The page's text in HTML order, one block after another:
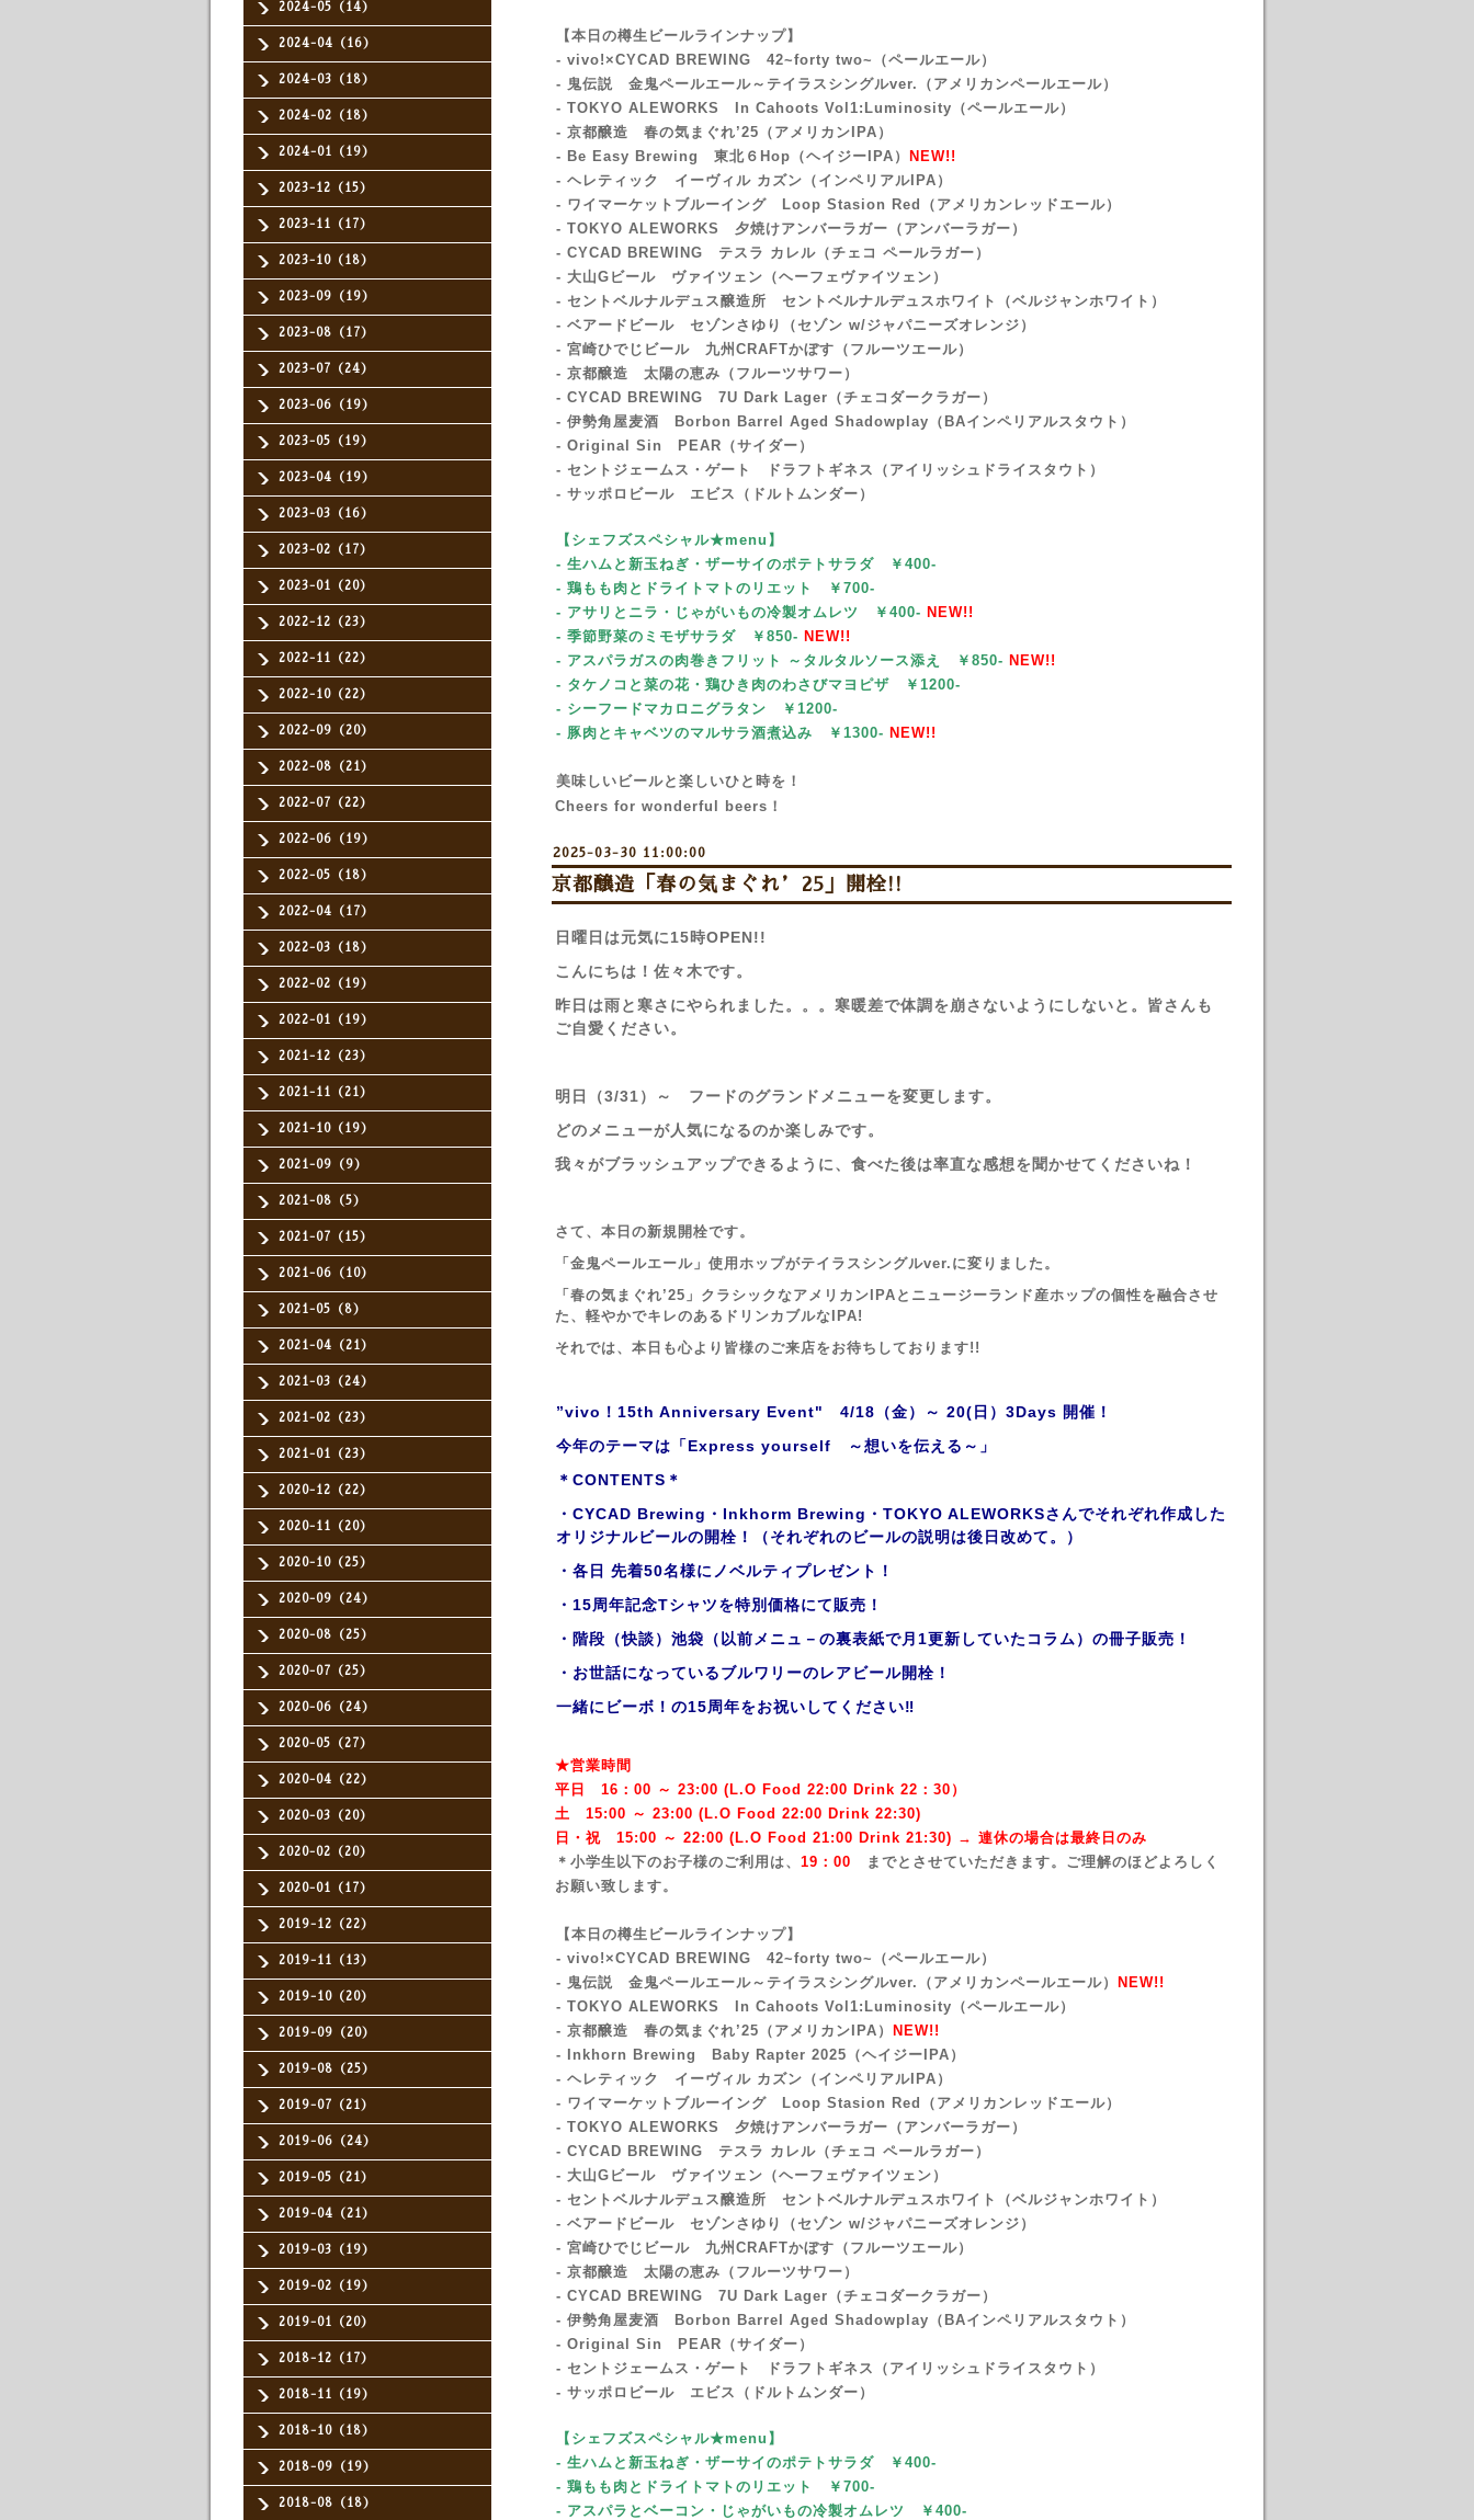
2024-05（14）
2024-04（16）
2024-03（18）
2024-02（18）
2024-01（19）
2023-12（15）
2023-11（17）
2023-10（18）
2023-09（19）
2023-08（17）
2023-07（24）
2023-06（19）
2023-05（19）
2023-04（19）
2023-03（16）
2023-02（17）
2023-01（20）
2022-12（23）
2022-11（22）
2022-10（22）
2022-09（20）
2022-08（21）
2022-07（22）
2022-06（19）
2022-05（18）
2022-04（17）
2022-03（18）
2022-02（19）
2022-01（19）
2021-12（23）
2021-11（21）
2021-10（19）
2021-09（9）
2021-08（5）
2021-07（15）
2021-06（10）
2021-05（8）
2021-04（21）
2021-03（24）
2021-02（23）
2021-01（23）
2020-12（22）
2020-11（20）
2020-10（25）
2020-09（24）
2020-08（25）
2020-07（25）
2020-06（24）
2020-05（27）
2020-04（22）
2020-03（20）
2020-02（20）
2020-01（17）
2019-12（22）
2019-11（13）
2019-10（20）
2019-09（20）
2019-08（25）
2019-07（21）
2019-06（24）
2019-05（21）
2019-04（21）
2019-03（19）
2019-02（19）
2019-01（20）
2018-12（17）
2018-11（19）
2018-10（18）
2018-09（19）
2018-08（18）
【本日の樽生ビールラインナップ】
- vivo!×CYCAD BREWING 42~forty two~
（ペールエール）
- 鬼伝説 金鬼ペールエール～テイラスシングルver.（アメリカンペールエール）
- TOKYO ALEWORKS In Cahoots Vol1:Luminosity（ペールエール）
- 京都醸造 春の気まぐれ’25（アメリカンIPA）
- Be Easy Brewing 東北６Hop （ヘイジーIPA）
NEW!!
- ヘレティック イーヴィル カズン（インペリアルIPA）
- ワイマーケットブルーイング Loop Stasion Red（アメリカンレッドエール）
- TOKYO ALEWORKS 夕焼けアンバーラガー（アンバーラガー）
- CYCAD BREWING テスラ カレル（チェコ ペールラガー ）
- 大山Gビール ヴァイツェン（ヘーフェヴァイツェン）
- セントベルナルデュス醸造所 セントベルナルデュスホワイト（ベルジャンホワイト）
- ベアードビール セゾンさゆり（セゾン w/ジャパニーズオレンジ）
- 宮崎ひでじビール 九州CRAFTかぼす（フルーツエール）
- 京都醸造 太陽の恵み（フルーツサワー）
- CYCAD BREWING 7U Dark Lager（チェコダークラガー）
- 伊勢角屋麦酒 Borbon Barrel Aged Shadowplay（BAインペリアルスタウト）
- Original Sin PEAR（サイダー）
- セントジェームス・ゲート ドラフトギネス（アイリッシュドライスタウト）
- サッポロビール エビス（ドルトムンダー）
【シェフズスペシャル★menu 】
- 生ハムと新玉ねぎ・ザーサイのポテトサラダ ￥400-
- 鶏もも肉とドライトマトのリエット
￥700-
- アサリとニラ・じゃがいもの冷製オムレツ ￥400- NEW!!
- 季節野菜のミモザサラダ ￥850- NEW!!
- アスパラガスの肉巻きフリット ～タルタルソース添え ￥850- NEW!!
- タケノコと菜の花・鶏ひき肉のわさびマヨピザ ￥1200-
- シーフードマカロニグラタン ￥1200-
- 豚肉とキャベツのマルサラ酒煮込み ￥1300- NEW!!
美味しいビールと楽しいひと時を！
Cheers for wonderful beers！
2025-03-30 11:00:00
京都醸造「春の気まぐれ’25」開栓!!
日曜日は元気に15時OPEN!!
こんにちは！佐々木です。
昨日は雨と寒さにやられました。。。寒暖差で体調を崩さないようにしないと。皆さんも
ご自愛ください。
明日（3/31）～ フードのグランドメニューを変更します。
どのメニューが人気になるのか楽しみです。
我々がブラッシュアップできるように、食べた後は率直な感想を聞かせてくださいね！
さて、本日の新規開栓です。
「金鬼ペールエール」使用ホップがテイラスシングルver.に変りました。
「春の気まぐれ’25」クラシックなアメリカンIPAとニュージーランド産ホップの個性を融合させ
た、軽やかでキレのあるドリンカブルなIPA!
それでは、本日も心より皆様のご来店をお待ちしております!!
”vivo！15th Anniversary Event" 4/18（金）～ 20(日）3Days 開催！
今年のテーマは「Express yourself ～想いを伝える～」
＊CONTENTS＊
・CYCAD Brewing・Inkhorm Brewing・TOKYO ALEWORKSさんでそれぞれ作成した
オリジナルビールの開栓！（それぞれのビールの説明は後日改めて。）
・各日 先着50名様にノベルティプレゼント！
・15周年記念Tシャツを特別価格にて販売！
・階段（快談）池袋（以前メニュ－の裏表紙で月1更新していたコラム）の冊子販売！
・お世話になっているブルワリーのレアビール開栓！
一緒にビーボ！の15周年をお祝いしてください‼
★営業時間
平日 16：00 ～ 23:00 (L.O Food 22:00 Drink 22：30）
土 15:00 ～ 23:00 ( L.O Food 22:00 Drink 22:30)
日・祝 15:00 ～ 22:00 ( L.O Food 21:00 Drink 21:30) → 連休の場合は最終日のみ
＊小学生以下のお子様のご利用は、 19：00
までとさせていただきます。ご理解のほどよろしく
お願い致します。
【本日の樽生ビールラインナップ】
- vivo!×CYCAD BREWING 42~forty two~
（ペールエール）
- 鬼伝説 金鬼ペールエール～テイラスシングルver.（アメリカンペールエール）
NEW!!
- TOKYO ALEWORKS In Cahoots Vol1:Luminosity（ペールエール）
- 京都醸造 春の気まぐれ’25（アメリカンIPA）
NEW!!
- Inkhorn Brewing Baby Rapter 2025 （ヘイジーIPA）
- ヘレティック イーヴィル カズン（インペリアルIPA）
- ワイマーケットブルーイング Loop Stasion Red（アメリカンレッドエール）
- TOKYO ALEWORKS 夕焼けアンバーラガー（アンバーラガー）
- CYCAD BREWING テスラ カレル（チェコ ペールラガー ）
- 大山Gビール ヴァイツェン（ヘーフェヴァイツェン）
- セントベルナルデュス醸造所 セントベルナルデュスホワイト（ベルジャンホワイト）
- ベアードビール セゾンさゆり（セゾン w/ジャパニーズオレンジ）
- 宮崎ひでじビール 九州CRAFTかぼす（フルーツエール）
- 京都醸造 太陽の恵み（フルーツサワー）
- CYCAD BREWING 7U Dark Lager（チェコダークラガー）
- 伊勢角屋麦酒 Borbon Barrel Aged Shadowplay（BAインペリアルスタウト）
- Original Sin PEAR（サイダー）
- セントジェームス・ゲート ドラフトギネス（アイリッシュドライスタウト）
- サッポロビール エビス（ドルトムンダー）
【シェフズスペシャル★menu 】
- 生ハムと新玉ねぎ・ザーサイのポテトサラダ ￥400-
- 鶏もも肉とドライトマトのリエット
￥700-
- アスパラとベーコン・じゃがいもの冷製オムレツ ￥400-